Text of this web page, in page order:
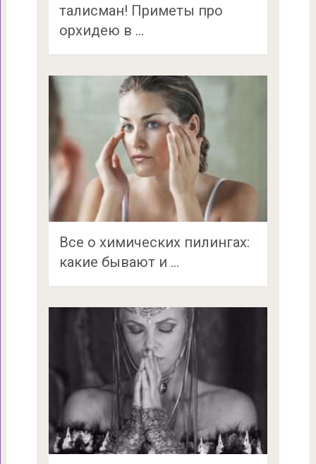
талисман! Приметы про
орхидею в …
Все о химических пилингах:
какие бывают и …